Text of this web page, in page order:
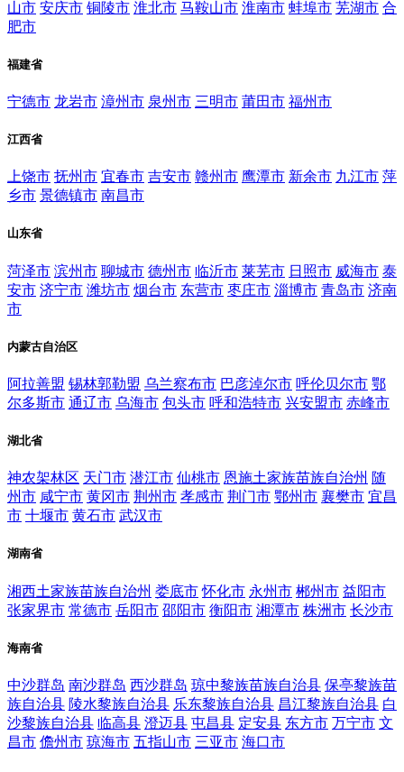
山市 安庆市 铜陵市 淮北市 马鞍山市 淮南市 蚌埠市 芜湖市 合
肥市
福建省
宁德市 龙岩市 漳州市 泉州市 三明市 莆田市 福州市
江西省
上饶市 抚州市 宜春市 吉安市 赣州市 鹰潭市 新余市 九江市 萍
乡市 景德镇市 南昌市
山东省
菏泽市 滨州市 聊城市 德州市 临沂市 莱芜市 日照市 威海市 泰
安市 济宁市 潍坊市 烟台市 东营市 枣庄市 淄博市 青岛市 济南
市
内蒙古自治区
阿拉善盟 锡林郭勒盟 乌兰察布市 巴彦淖尔市 呼伦贝尔市 鄂
尔多斯市 通辽市 乌海市 包头市 呼和浩特市 兴安盟市 赤峰市
湖北省
神农架林区 天门市 潜江市 仙桃市 恩施土家族苗族自治州 随
州市 咸宁市 黄冈市 荆州市 孝感市 荆门市 鄂州市 襄樊市 宜昌
市 十堰市 黄石市 武汉市
湖南省
湘西土家族苗族自治州 娄底市 怀化市 永州市 郴州市 益阳市
张家界市 常德市 岳阳市 邵阳市 衡阳市 湘潭市 株洲市 长沙市
海南省
中沙群岛 南沙群岛 西沙群岛 琼中黎族苗族自治县 保亭黎族苗
族自治县 陵水黎族自治县 乐东黎族自治县 昌江黎族自治县 白
沙黎族自治县 临高县 澄迈县 屯昌县 定安县 东方市 万宁市 文
昌市 儋州市 琼海市 五指山市 三亚市 海口市